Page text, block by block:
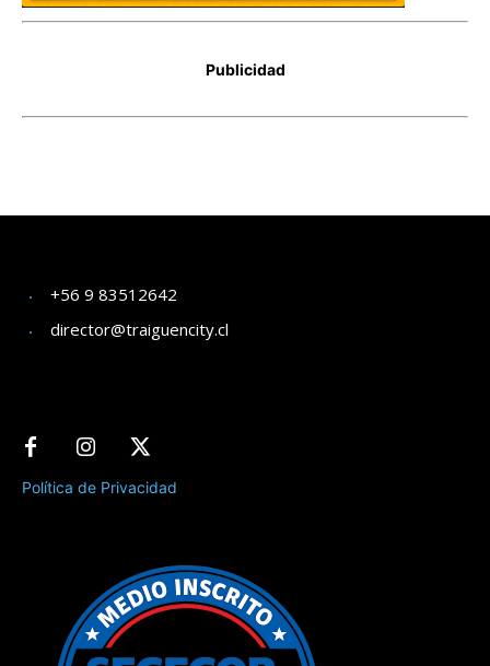
+56 9 83512642
director@traiguencity.cl
Política de Privacidad